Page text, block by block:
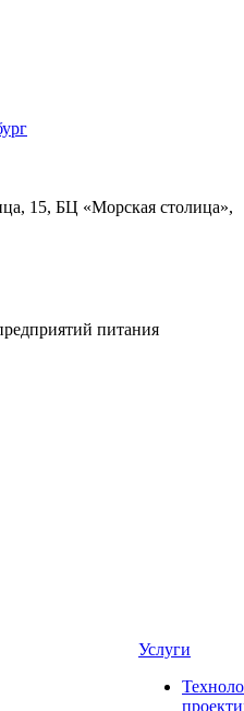
15, БЦ «Морская столица»,
питания
Услуги